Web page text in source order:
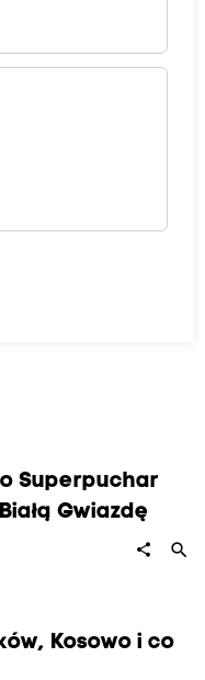
Superpuchar
Gwiazdę
share search
Kosowo i co